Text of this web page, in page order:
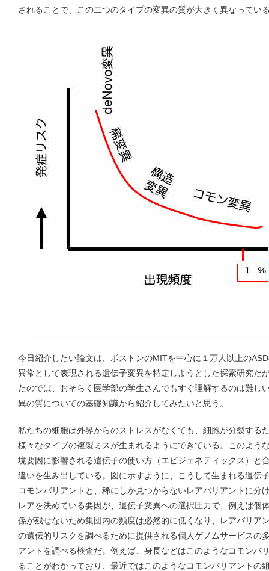
されることで、この二つのタイプの変異の質が大きく異なってい
今日紹介したい論文は、ボストンのMITを中心に１万人以上の
異常として表現される遺伝子変異を特定しようとした探索研究だ
たのでは、おそらく医学部の学生さんでもすぐ理解するのは難し
異の質についての基礎知識から紹介してみたいと思う。
私たちの細胞は外界からのストレスがなくても、細胞が分裂する
様々なタイプの複製ミスが生まれるようにできている。このよう
境要因に影響される遺伝子の使い方（エピジェネティックス）と
違いを生み出している。図に示すように、こうして生まれる遺伝
コモンバリアントと、稀にしか見つからないレアバリアントに分
レアを決めている要因が、遺伝子変異への選択圧力で、例えば個
孫が残せないため集団内の頻度は必然的に低くなり、レアバリア
の遺伝的リスクを調べるために提供される個人ゲノムサービスの
アントを調べる検査だ。例えば、身長などはこのようなコモンバ
ることがわかっており、最近ではこのようなコモンバリアントの